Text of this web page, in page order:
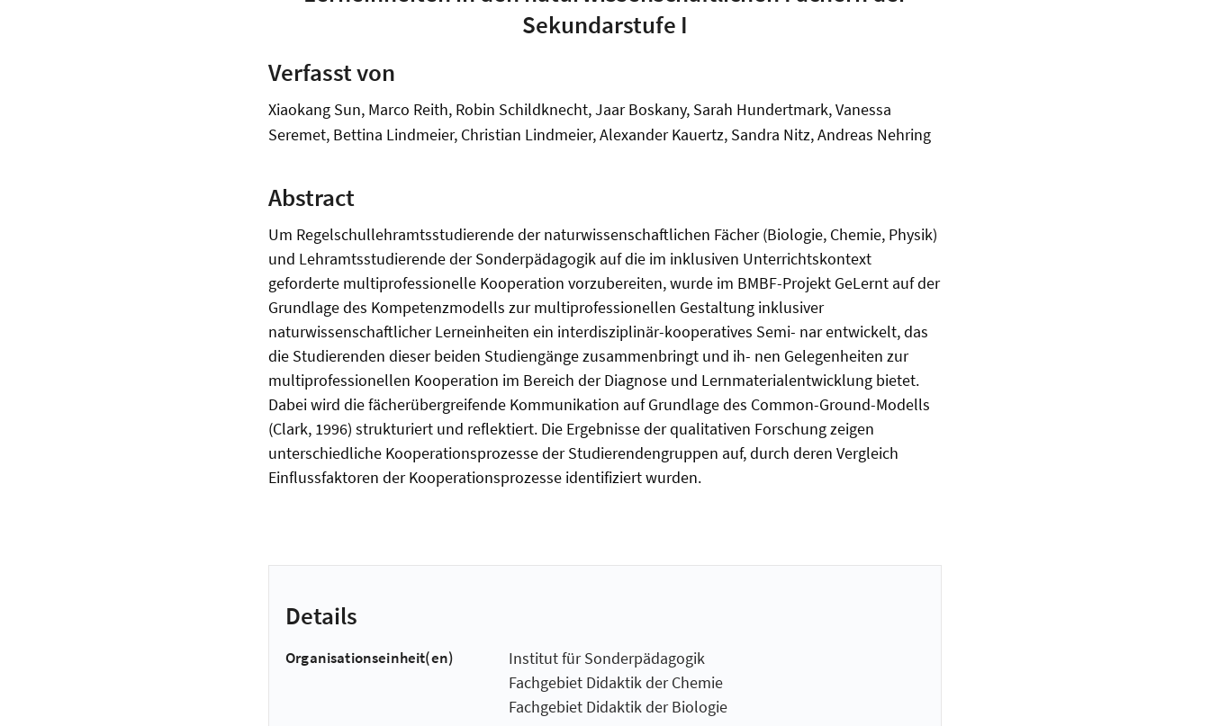
Sekundarstufe I
Verfasst von
Xiaokang Sun, Marco Reith, Robin Schildknecht, Jaar Boskany, Sarah Hundertmark, Vanessa
Seremet, Bettina Lindmeier, Christian Lindmeier, Alexander Kauertz, Sandra Nitz, Andreas Nehring
Abstract
Um Regelschullehramtsstudierende der naturwissenschaftlichen Fächer (Biologie, Chemie, Physik)
und Lehramtsstudierende der Sonderpädagogik auf die im inklusiven Unterrichtskontext
geforderte multiprofessionelle Kooperation vorzubereiten, wurde im BMBF-Projekt GeLernt auf der
Grundlage des Kompetenzmodells zur multiprofessionellen Gestaltung inklusiver
naturwissenschaftlicher Lerneinheiten ein interdisziplinär-kooperatives Semi- nar entwickelt, das
die Studierenden dieser beiden Studiengänge zusammenbringt und ih- nen Gelegenheiten zur
multiprofessionellen Kooperation im Bereich der Diagnose und Lernmaterialentwicklung bietet.
Dabei wird die fächerübergreifende Kommunikation auf Grundlage des Common-Ground-Modells
(Clark, 1996) strukturiert und reflektiert. Die Ergebnisse der qualitativen Forschung zeigen
unterschiedliche Kooperationsprozesse der Studierendengruppen auf, durch deren Vergleich
Einflussfaktoren der Kooperationsprozesse identifiziert wurden.
Details
Organisationseinheit(en)
Institut für Sonderpädagogik
Fachgebiet Didaktik der Chemie
Fachgebiet Didaktik der Biologie